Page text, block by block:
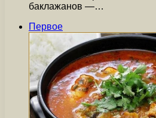
баклажанов —…
Первое